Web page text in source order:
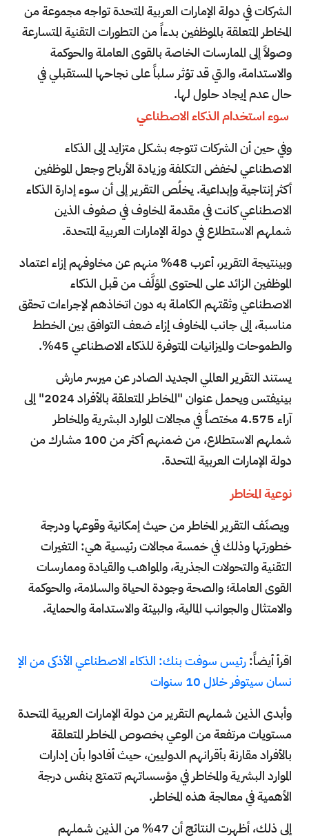
الشركات في دولة الإمارات العربية المتحدة تواجه مجموعة من
المخاطر المتعلقة بالموظفين بدءاً من التطورات التقنية المتسارعة
وصولاً إلى الممارسات الخاصة بالقوى العاملة والحوكمة
والاستدامة، والتي قد تؤثر سلباً على نجاحها المستقبلي في
حال عدم إيجاد حلول لها.
سوء استخدام الذكاء الاصطناعي
وفي حين أن الشركات تتوجه بشكل متزايد إلى الذكاء
الاصطناعي لخفض التكلفة وزيادة الأرباح وجعل الموظفين
أكثر إنتاجية وإبداعية. يخلُص التقرير إلى أن سوء إدارة الذكاء
الاصطناعي كانت في مقدمة المخاوف في صفوف الذين
شملهم الاستطلاع في دولة الإمارات العربية المتحدة.
وبينتيجة التقرير، أعرب 48% منهم عن مخاوفهم إزاء اعتماد
الموظفين الزائد على المحتوى المؤلَّف من قبل الذكاء
الاصطناعي وثقتهم الكاملة به دون اتخاذهم لإجراءات تحقق
مناسبة، إلى جانب المخاوف إزاء ضعف التوافق بين الخطط
والطموحات والميزانيات المتوفرة للذكاء الاصطناعي 45%.
يستند التقرير العالمي الجديد الصادر عن ميرسر مارش
بينيفتس ويحمل عنوان "المخاطر المتعلقة بالأفراد 2024" إلى
آراء 4.575 مختصاً في مجالات الموارد البشرية والمخاطر
شملهم الاستطلاع، من ضمنهم أكثر من 100 مشارك من
دولة الإمارات العربية المتحدة.
نوعية المخاطر
ويصنّف التقرير المخاطر من حيث إمكانية وقوعها ودرجة
خطورتها وذلك في خمسة مجالات رئيسية هي: التغيرات
التقنية والتحولات الجذرية، والمواهب والقيادة وممارسات
القوى العاملة؛ والصحة وجودة الحياة والسلامة، والحوكمة
والامتثال والجوانب المالية، والبيئة والاستدامة والحماية.
اقرأ أيضاً:رئيس سوفت بنك: الذكاء الاصطناعي الأذكى من الإ
نسان سيتوفر خلال 10 سنوات
وأبدى الذين شملهم التقرير من دولة الإمارات العربية المتحدة
مستويات مرتفعة من الوعي بخصوص المخاطر المتعلقة
بالأفراد مقارنة بأقرانهم الدوليين، حيث أفادوا بأن إدارات
الموارد البشرية والمخاطر في مؤسساتهم تتمتع بنفس درجة
الأهمية في معالجة هذه المخاطر.
إلى ذلك، أظهرت النتائج أن 47% من الذين شملهم